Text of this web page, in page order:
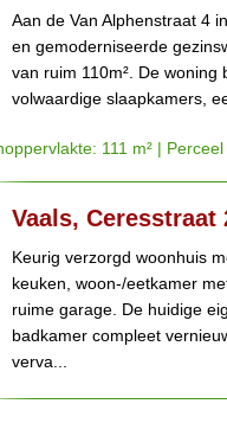
Aan de Van Alphenstraat 4
en gemoderniseerde
van ruim 110m². De
volwaardige slaapkamers,
111 m² | Perceel
Vaals, Ceresstraat
Keurig verzorgd woonhuis
keuken, woon-/eetkamer
ruime garage. De huidige
badkamer compleet
verva...